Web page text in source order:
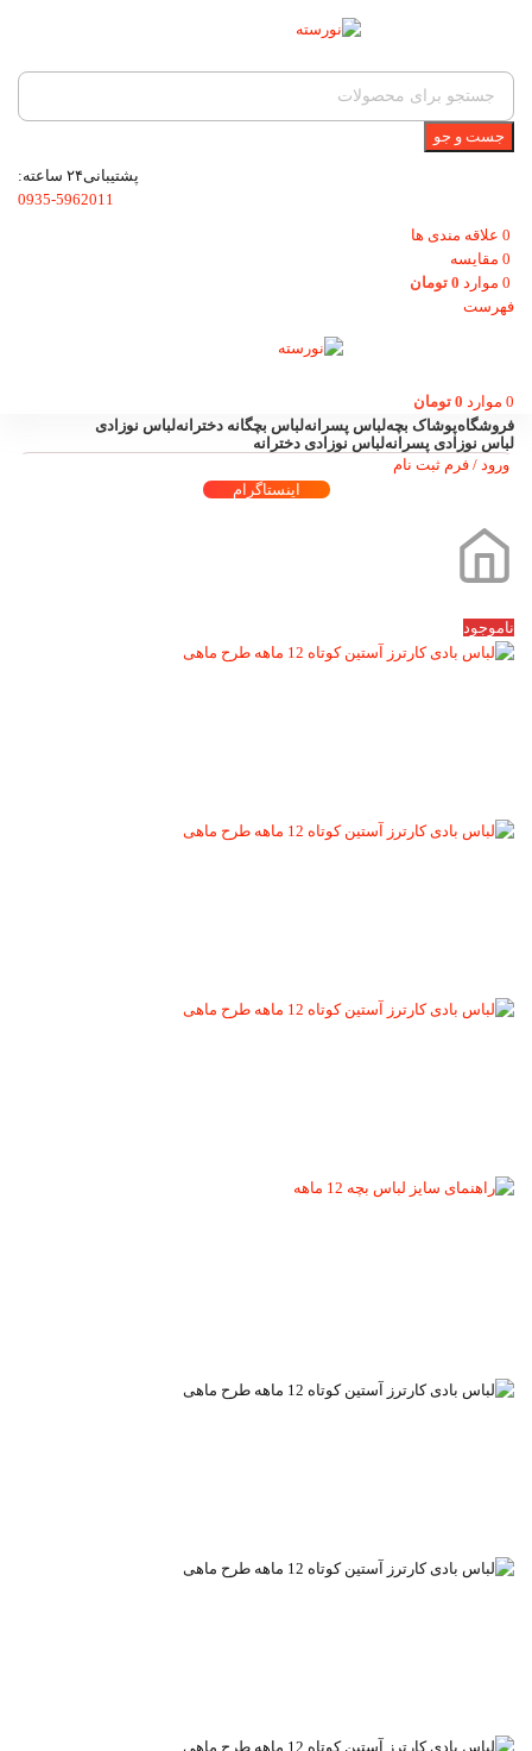
جست و جو
پشتیبانی۲۴ ساعته:
0935-5962011
0 علاقه مندی ها
0 مقایسه
0 موارد 0 تومان
فهرست
0 موارد 0 تومان
فروشگاهپوشاک بچهلباس پسرانهلباس بچگانه دخترانهلباس نوزادی
لباس نوزادی پسرانهلباس نوزادی دخترانه
ورود / فرم ثبت نام
اینستاگرام
ناموجود